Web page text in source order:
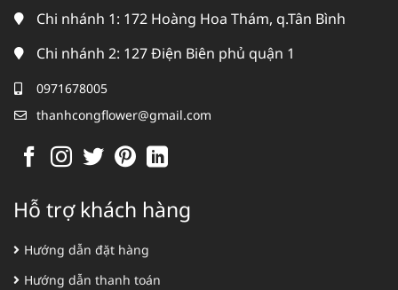
Chi nhánh 1: 172 Hoàng Hoa Thám, q.Tân Bình
Chi nhánh 2: 127 Điện Biên phủ quận 1
0971678005
thanhcongflower@gmail.com
Hỗ trợ khách hàng
Hướng dẫn đặt hàng
Hướng dẫn thanh toán